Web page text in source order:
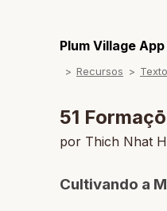
Plum Village App
Recursos
51
por Thich Nhat
Cultivando a